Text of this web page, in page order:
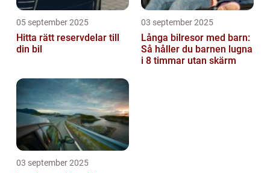
05 september 2025
Hitta rätt reservdelar till
din bil
03 september 2025
Långa bilresor med barn:
Så håller du barnen lugna
i 8 timmar utan skärm
03 september 2025